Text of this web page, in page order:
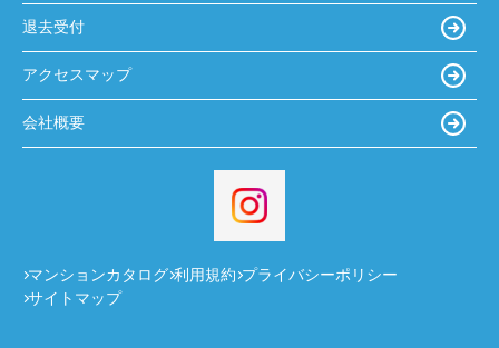
退去受付
アクセスマップ
会社概要
マンションカタログ 利用規約 プライバシーポリシー
サイトマップ